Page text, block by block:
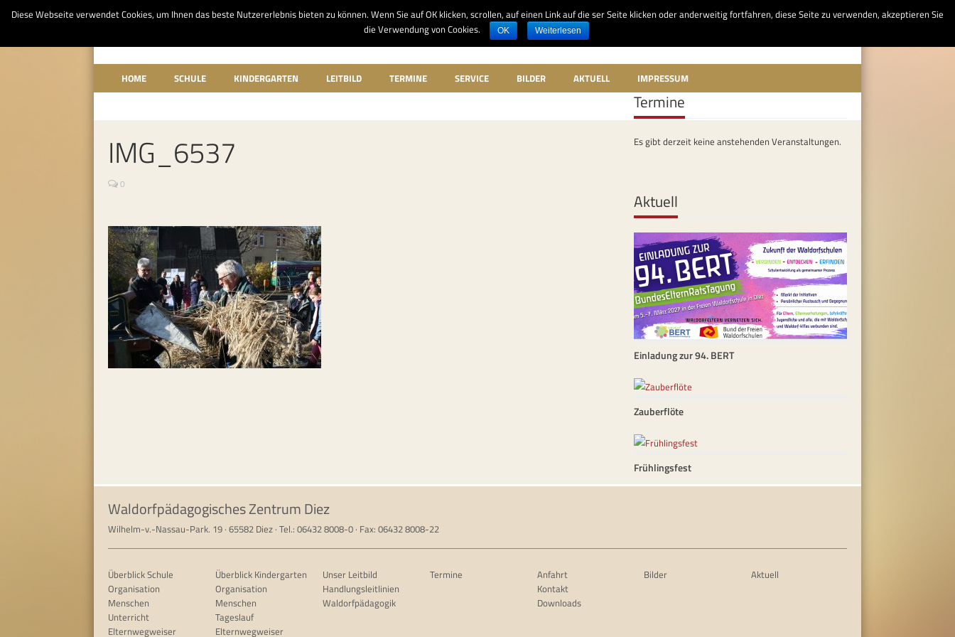
HOME SCHULE KINDERGARTEN LEITBILD TERMINE SERVICE BILDER AKTUELL IMPRESSUM
IMG_6537
0
Termine
Es gibt derzeit keine anstehenden Veranstaltungen.
Aktuell
Einladung zur 94. BERT
Zauberflöte
Frühlingsfest
Waldorfpädagogisches Zentrum Diez
Wilhelm-v.-Nassau-Park. 19 · 65582 Diez · Tel.: 06432 8008-0 · Fax: 06432 8008-22
Überblick Schule
Organisation
Menschen
Unterricht
Elternwegweiser
Überblick Kindergarten
Organisation
Menschen
Tageslauf
Elternwegweiser
Unser Leitbild
Handlungsleitlinien
Waldorfpädagogik
Termine
Anfahrt
Kontakt
Downloads
Bilder Aktuell
Diese Webseite verwendet Cookies, um Ihnen das beste Nutzererlebnis bieten zu können. Wenn Sie auf OK klicken, scrollen, auf einen Link auf die ser Seite klicken oder anderweitig fortfahren, diese Seite zu verwenden, akzeptieren Sie
die Verwendung von Cookies.
OK Weiterlesen